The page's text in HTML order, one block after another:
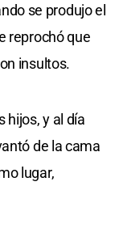
se produjo el
reprochó que
insultos.
hijos, y al día
de la cama
lugar,